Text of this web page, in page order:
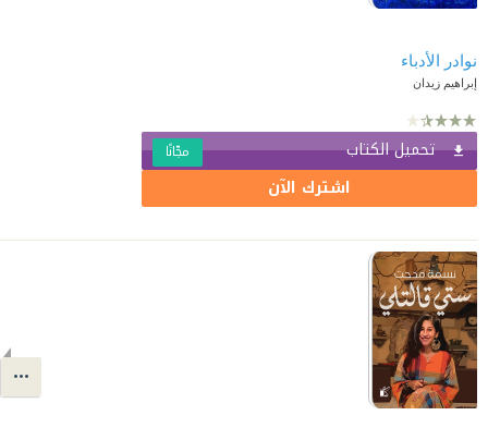
نوادر الأدباء
إبراهيم زيدان
تحميل الكتاب مجّانًا
اشترك الآن